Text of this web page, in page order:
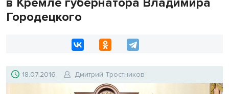
Городецкого
18.07.2016 Дмитрий Тростников